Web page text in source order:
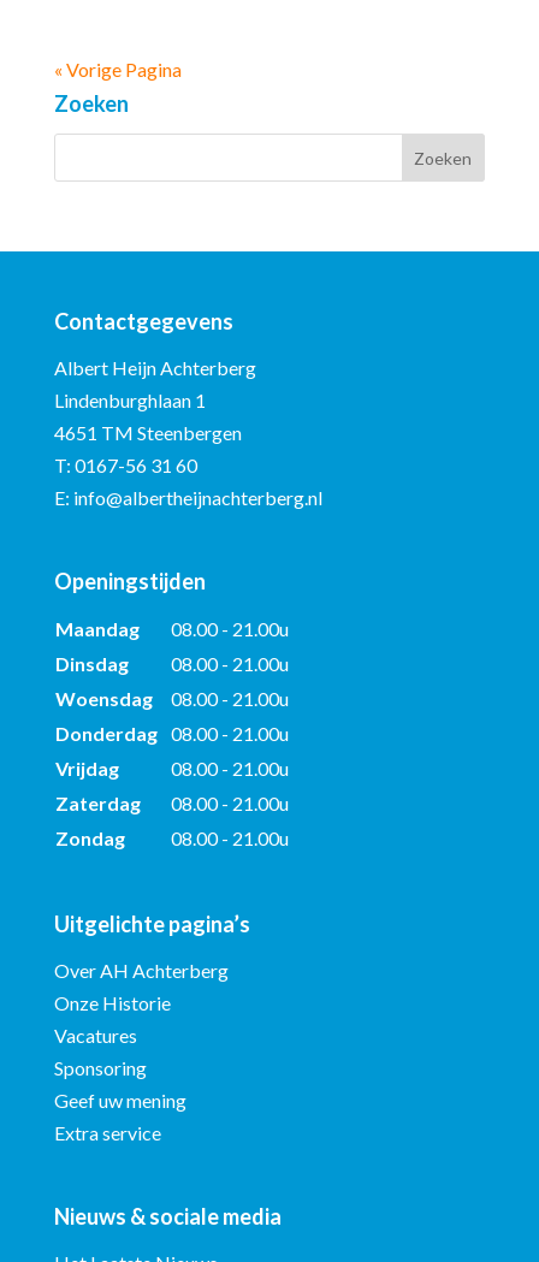
« Vorige Pagina
Zoeken
Contactgegevens
Albert Heijn Achterberg
Lindenburghlaan 1
4651 TM Steenbergen
T: 0167-56 31 60
E: info@albertheijnachterberg.nl
Openingstijden
Maandag
08.00 - 21.00u
Dinsdag
08.00 - 21.00u
Woensdag
08.00 - 21.00u
Donderdag 08.00 - 21.00u
Vrijdag
08.00 - 21.00u
Zaterdag
08.00 - 21.00u
Zondag
08.00 - 21.00u
Uitgelichte pagina’s
Over AH Achterberg
Onze Historie
Vacatures
Sponsoring
Geef uw mening
Extra service
Nieuws & sociale media